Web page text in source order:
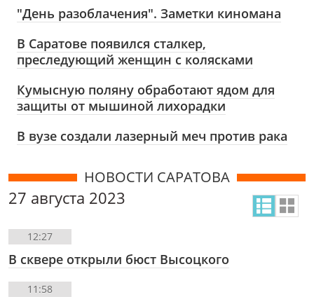
"День разоблачения". Заметки киномана
В Саратове появился сталкер,
преследующий женщин с колясками
Кумысную поляну обработают ядом для
защиты от мышиной лихорадки
В вузе создали лазерный меч против рака
НОВОСТИ САРАТОВА
27 августа 2023
12:27
В сквере открыли бюст Высоцкого
11:58